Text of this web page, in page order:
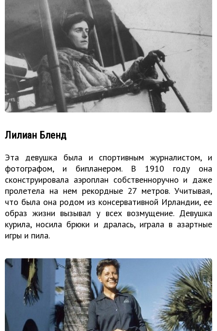
Лилиан Бленд
Эта девушка была и спортивным журналистом, и
фотографом, и бипланером. В 1910 году она
сконструировала аэроплан собственноручно и даже
пролетела на нем рекордные 27 метров. Учитывая,
что была она родом из консервативной Ирландии, ее
образ жизни вызывал у всех возмущение. Девушка
курила, носила брюки и дралась, играла в азартные
игры и пила.